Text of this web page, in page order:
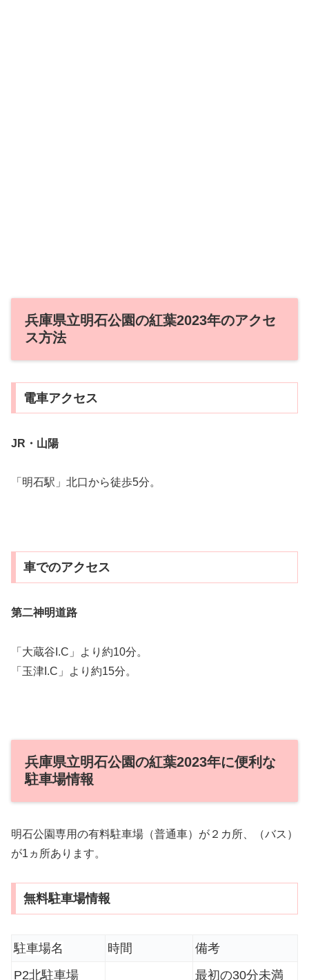
兵庫県立明石公園の紅葉2023年のアクセ
ス方法
電車アクセス
JR・山陽
「明石駅」北口から徒歩5分。
車でのアクセス
第二神明道路
「大蔵谷I.C」より約10分。
「玉津I.C」より約15分。
兵庫県立明石公園の紅葉2023年に便利な
駐車場情報
明石公園専用の有料駐車場（普通車）が２カ所、（バス）
が1ヵ所あります。
無料駐車場情報
駐車場名 時間
備考
P2北駐車場
最初の30分未満